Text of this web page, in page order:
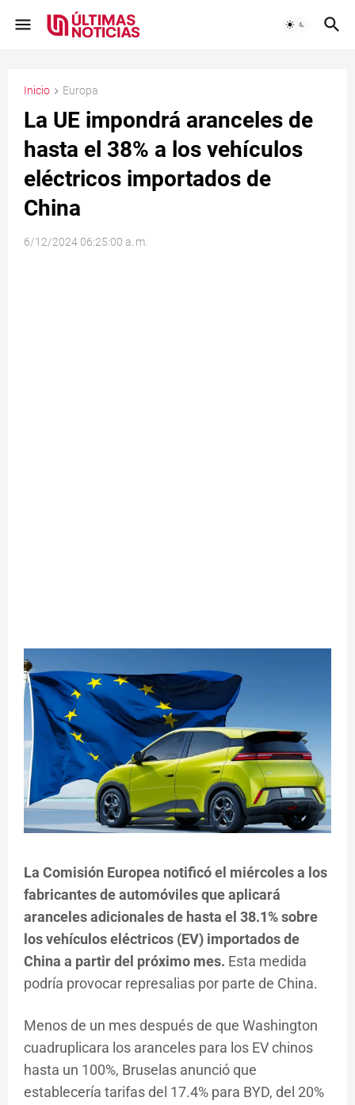
Inicio Europa
La UE impondrá aranceles de
hasta el 38% a los vehículos
eléctricos importados de
China
6/12/2024 06:25:00 a. m.
La Comisión Europea notificó el miércoles a los
fabricantes de automóviles que aplicará
aranceles adicionales de hasta el 38.1% sobre
los vehículos eléctricos (EV) importados de
China a partir del próximo mes. Esta medida
podría provocar represalias por parte de China.
Menos de un mes después de que Washington
cuadruplicara los aranceles para los EV chinos
hasta un 100%, Bruselas anunció que
establecería tarifas del 17.4% para BYD, del 20%